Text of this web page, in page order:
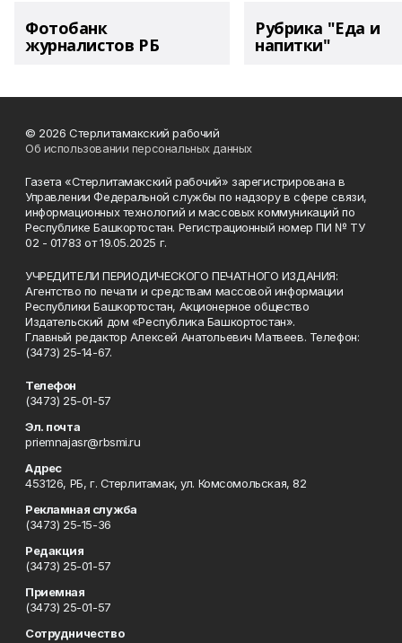
Фотобанк
журналистов РБ
Рубрика "Еда и
напитки"
© 2026 Стерлитамакский рабочий
Об использовании персональных данных
Газета «Стерлитамакский рабочий» зарегистрирована в
Управлении Федеральной службы по надзору в сфере связи,
информационных технологий и массовых коммуникаций по
Республике Башкортостан. Регистрационный номер ПИ № ТУ
02 - 01783 от 19.05.2025 г.
УЧРЕДИТЕЛИ ПЕРИОДИЧЕСКОГО ПЕЧАТНОГО ИЗДАНИЯ:
Агентство по печати и средствам массовой информации
Республики Башкортостан, Акционерное общество
Издательский дом «Республика Башкортостан».
Главный редактор Алексей Анатольевич Матвеев. Телефон:
(3473) 25-14-67.
Телефон
(3473) 25-01-57
Эл. почта
priemnajasr@rbsmi.ru
Адрес
453126, РБ, г. Стерлитамак, ул. Комсомольская, 82
Рекламная служба
(3473) 25-15-36
Редакция
(3473) 25-01-57
Приемная
(3473) 25-01-57
Сотрудничество